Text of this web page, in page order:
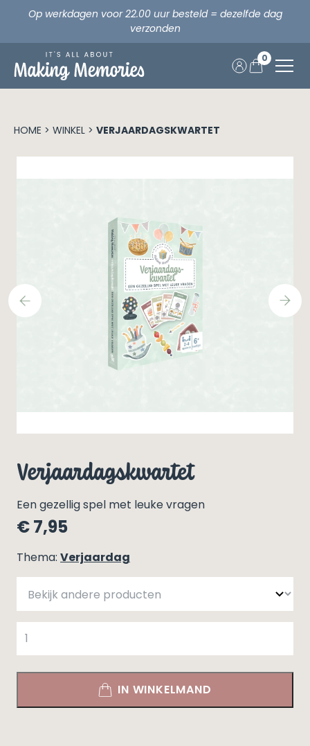
Op werkdagen voor 22.00 uur besteld = dezelfde dag
verzonden
0
Skip
Verjaardag
Fijne vakantie samen!
Making Memories x CEWE
Fijne vakantie samen!
Over Making Memories
Over Kirsten Schilder
Nieuwsbrief
prev
next
HOME > WINKEL > VERJAARDAGSKWARTET
Verjaardagskwartet
Een gezellig spel met leuke vragen
Thema: Verjaardag
€7,95
aantal
IN WINKELMAND